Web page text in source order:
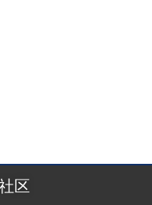
7日至13日，全球
区